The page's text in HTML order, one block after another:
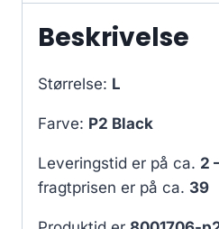
Beskrivelse
Størrelse: L
Farve: P2 Black
Leveringstid er på ca. 2
fragtprisen er på ca. 39